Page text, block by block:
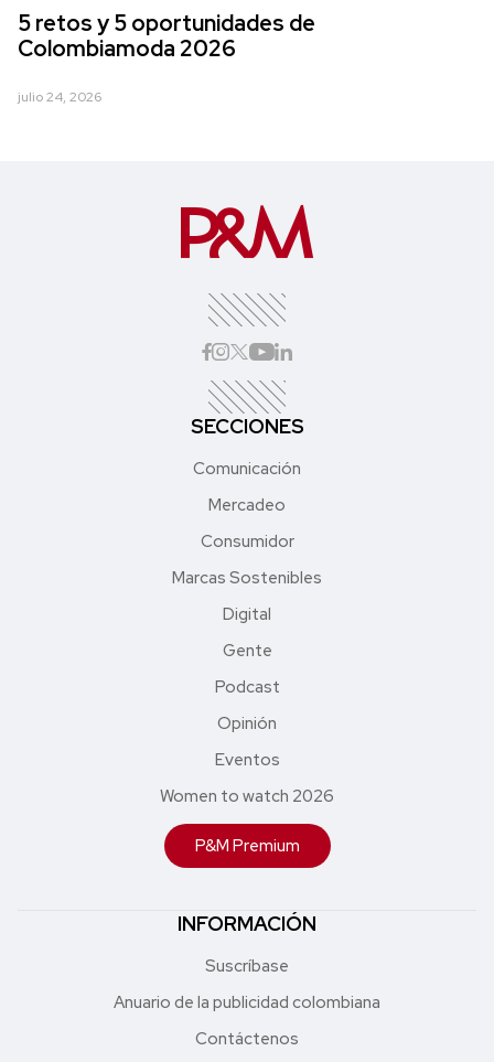
5 retos y 5 oportunidades de
Colombiamoda 2026
julio 24, 2026
SECCIONES
Comunicación
Mercadeo
Consumidor
Marcas Sostenibles
Digital
Gente
Podcast
Opinión
Eventos
Women to watch 2026
P&M Premium
INFORMACIÓN
Suscríbase
Anuario de la publicidad colombiana
Contáctenos